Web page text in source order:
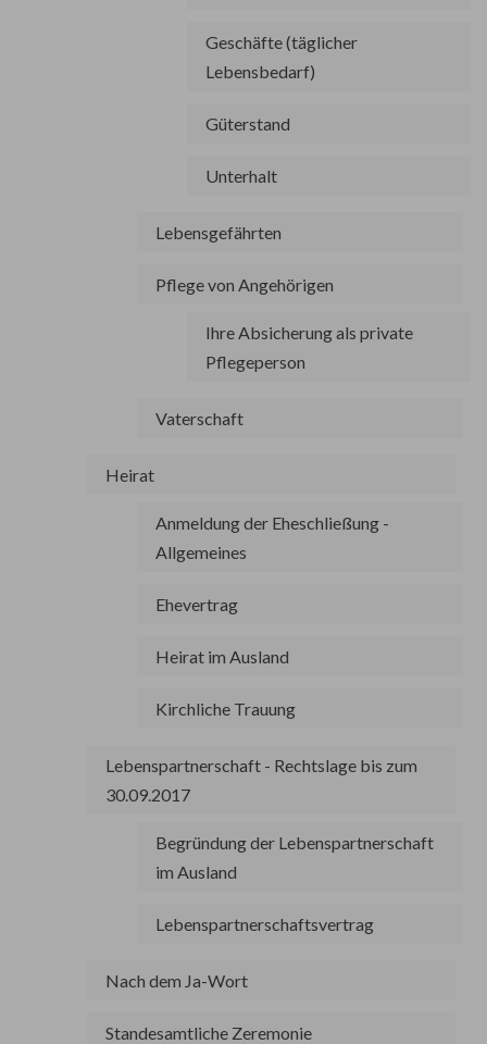
Geschäfte (täglicher
Lebensbedarf)
Güterstand
Unterhalt
Lebensgefährten
Pflege von Angehörigen
Ihre Absicherung als private
Pflegeperson
Vaterschaft
Heirat
Anmeldung der Eheschließung -
Allgemeines
Ehevertrag
Heirat im Ausland
Kirchliche Trauung
Lebenspartnerschaft - Rechtslage bis zum
30.09.2017
Begründung der Lebenspartnerschaft
im Ausland
Lebenspartnerschaftsvertrag
Nach dem Ja-Wort
Standesamtliche Zeremonie